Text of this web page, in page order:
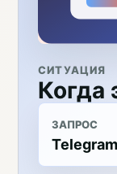
СИТУАЦИЯ
Когда
ЗАПРОС